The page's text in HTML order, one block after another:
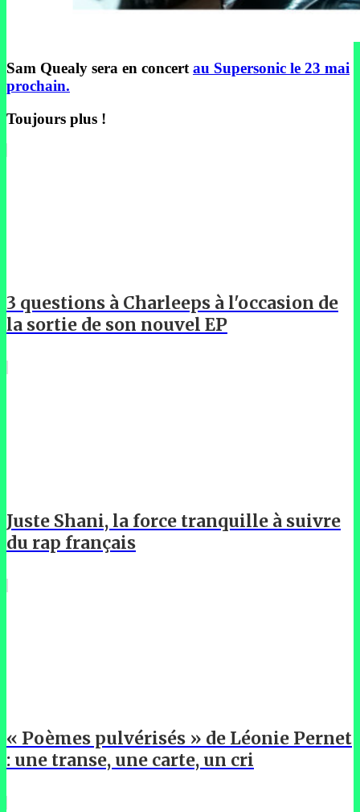
Sam Quealy sera en concertau Supersonic le 23 mai
prochain.
Toujours plus !
3 questions à Charleeps à l'occasion de
la sortie de son nouvel EP
Juste Shani, la force tranquille à suivre
du rap français
« Poèmes pulvérisés » de Léonie Pernet
: une transe, une carte, un cri